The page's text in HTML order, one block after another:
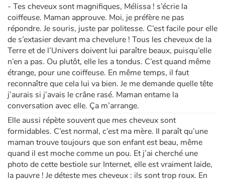
Activités et ateliers
Apprendre les langues
Dyslexie, troubles de la lecture
Nos listes de lecture
Les plus lus
Coups de coeur
- Tes cheveux sont magnifiques, Mélissa ! s’écrie la
coiffeuse. Maman approuve. Moi, je préfère ne pas
répondre. Je souris, juste par politesse. C’est facile pour elle
de s’extasier devant ma chevelure ! Tous les cheveux de la
Terre et de l’Univers doivent lui paraître beaux, puisqu’elle
n’en a pas. Ou plutôt, elle les a tondus. C’est quand même
étrange, pour une coiffeuse. En même temps, il faut
reconnaître que cela lui va bien. Je me demande quelle tête
j’aurais si j’avais le crâne rasé. Maman entame la
conversation avec elle. Ça m’arrange.
Elle aussi répète souvent que mes cheveux sont
formidables. C’est normal, c’est ma mère. Il paraît qu’une
maman trouve toujours que son enfant est beau, même
quand il est moche comme un pou. Et j’ai cherché une
photo de cette bestiole sur Internet, elle est vraiment laide,
la pauvre ! Je déteste mes cheveux : ils sont trop roux. En